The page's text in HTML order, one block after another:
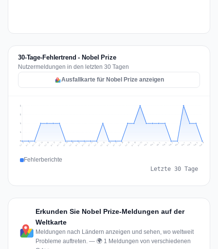
30-Tage-Fehlertrend - Nobel Prize
Nutzermeldungen in den letzten 30 Tagen
Ausfallkarte für Nobel Prize anzeigen
1
1
2
2
Jul 12 Jul 13 Jul 14 Jul 15 Jul 16 Jul 17 Jul 18 Jul 19 Jul 20 Jul 21 Jul 22 Jul 23 Jul 24 Jul 25 Jul 26 Jul 27 Jul 28 Jul 29 Jul 30 Jul 31 Aug 1 Aug 2 Aug 3 Aug 4 Aug 5 Aug 6 Aug 7 Aug 8 Aug 9 Aug 10
Fehlerberichte
Letzte 30 Tage
Erkunden Sie Nobel Prize-Meldungen auf der
Weltkarte
Meldungen nach Ländern anzeigen und sehen, wo weltweit
Probleme auftreten. — 🌍 1 Meldungen von verschiedenen